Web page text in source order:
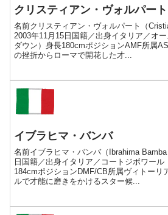
クリスティアン・ヴォルパート
名前クリスティアン・ヴォルパート（
2003年11月15日国籍／出身イタリア／オ
ダウン）身長180cmポジションAMF所属
の挫折からローマで開花した才...
イブラヒマ・バンバ
名前イブラヒマ・バンバ（Ibrahima
日国籍／出身イタリア／コートジボワー
184cmポジションDMF/CB所属ヴィトーリ
ルで才能に磨きをかけるスター候...